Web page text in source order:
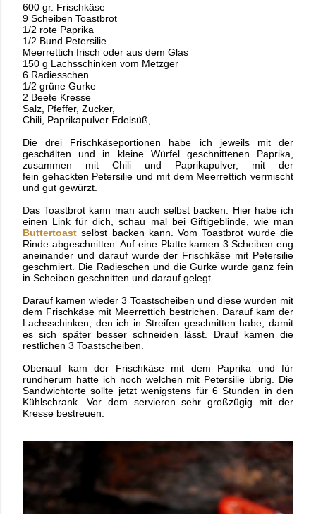
600 gr. Frischkäse
9 Scheiben Toastbrot
1/2 rote Paprika
1/2 Bund Petersilie
Meerrettich frisch oder aus dem Glas
150 g Lachsschinken vom Metzger
6 Radiesschen
1/2 grüne Gurke
2 Beete Kresse
Salz, Pfeffer, Zucker,
Chili, Paprikapulver Edelsüß,
Die drei Frischkäseportionen habe ich jeweils mit der
geschälten und in kleine Würfel geschnittenen Paprika,
zusammen mit Chili und Paprikapulver, mit der
fein gehackten Petersilie und mit dem Meerrettich vermischt
und gut gewürzt.
Das Toastbrot kann man auch selbst backen. Hier habe ich
einen Link für dich, schau mal bei Giftigeblinde, wie man
Buttertoastselbst backen kann. Vom Toastbrot wurde die
Rinde abgeschnitten. Auf eine Platte kamen 3 Scheiben eng
aneinander und darauf wurde der Frischkäse mit Petersilie
geschmiert. Die Radieschen und die Gurke wurde ganz fein
in Scheiben geschnitten und darauf gelegt.
Darauf kamen wieder 3 Toastscheiben und diese wurden mit
dem Frischkäse mit Meerrettich bestrichen. Darauf kam der
Lachsschinken, den ich in Streifen geschnitten habe, damit
es sich später besser schneiden lässt. Drauf kamen die
restlichen 3 Toastscheiben.
Obenauf kam der Frischkäse mit dem Paprika und für
rundherum hatte ich noch welchen mit Petersilie übrig. Die
Sandwichtorte sollte jetzt wenigstens für 6 Stunden in den
Kühlschrank. Vor dem servieren sehr großzügig mit der
Kresse bestreuen.